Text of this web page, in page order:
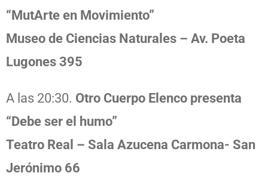
“MutArte en Movimiento”
Museo de Ciencias Naturales – Av. Poeta
Lugones 395
A las 20:30. Otro Cuerpo Elenco presenta
“Debe ser el humo”
Teatro Real – Sala Azucena Carmona- San
Jerónimo 66